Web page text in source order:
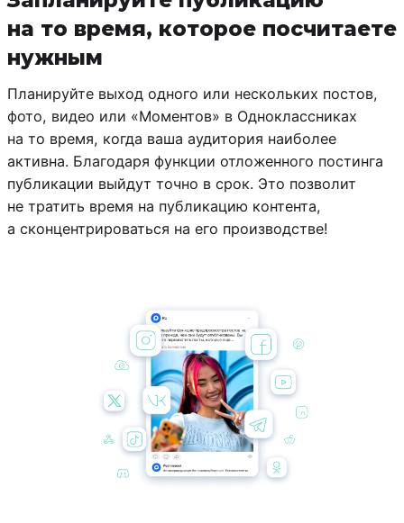
на то время, которое посчитаете
нужным
Планируйте выход одного или нескольких постов,
фото, видео или «Моментов» в Одноклассниках
на то время, когда ваша аудитория наиболее
активна. Благодаря функции отложенного постинга
публикации выйдут точно в срок. Это позволит
не тратить время на публикацию контента,
а сконцентрироваться на его производстве!